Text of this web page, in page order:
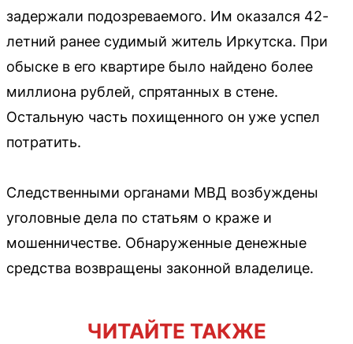
задержали подозреваемого. Им оказался 42-
летний ранее судимый житель Иркутска. При
обыске в его квартире было найдено более
миллиона рублей, спрятанных в стене.
Остальную часть похищенного он уже успел
потратить.
Следственными органами МВД возбуждены
уголовные дела по статьям о краже и
мошенничестве. Обнаруженные денежные
средства возвращены законной владелице.
ЧИТАЙТЕ ТАКЖЕ